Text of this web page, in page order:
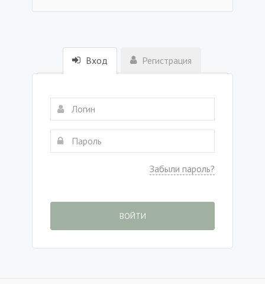
Вход Регистрация
Забыли пароль?
ВОЙТИ